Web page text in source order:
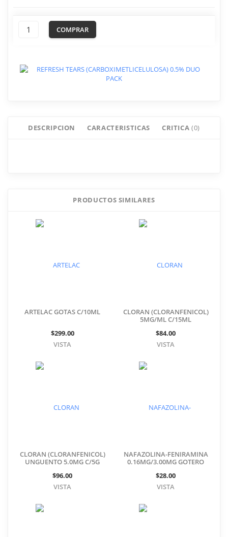
COMPRAR
DESCRIPCION CARACTERISTICAS CRITICA(0)
0.5% DUO PACKPRODUCTOS SIMILARES
ARTELAC GOTAS C/10ML
$299.00
VISTA
CLORAN (CLORANFENICOL)
5MG/ML C/15ML
$84.00
VISTA
CLORAN (CLORANFENICOL)
UNGUENTO 5.0MG C/5G
$96.00
VISTA
NAFAZOLINA-FENIRAMINA
0.16MG/3.00MG GOTERO
$28.00
VISTA